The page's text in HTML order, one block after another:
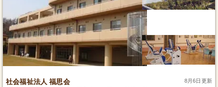
社会福祉法人 福思会 8月6日更新